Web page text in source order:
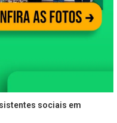
sociais em